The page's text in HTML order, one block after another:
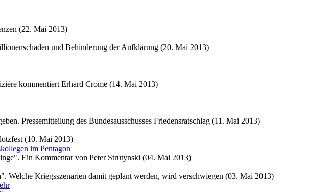
(22. Mai 2013)
und Behinderung der Aufklärung (20. Mai 2013)
kommentiert Erhard Crome (14. Mai 2013)
Pressemitteilung des Bundesausschusses Friedensratschlag (11. Mai 2013)
(10. Mai 2013)
im Pentagon
Ein Kommentar von Peter Strutynski (04. Mai 2013)
Kriegsszenarien damit geplant werden, wird verschwiegen (03. Mai 2013)